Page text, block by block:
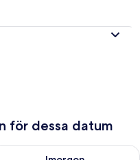
för dessa datum
aug. 7 - aug. 8tillgängligheten